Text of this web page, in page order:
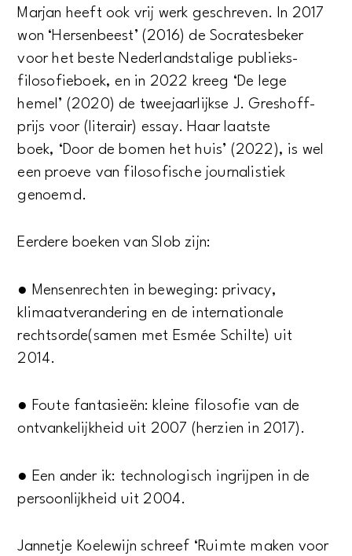
Marjan heeft ook vrij werk geschreven. In 2017
won ‘Hersenbeest’ (2016) de Socratesbeker
voor het beste Nederlandstalige publieks-
filosofieboek, en in 2022 kreeg ‘De lege
hemel’ (2020) de tweejaarlijkse J. Greshoff-
prijs voor (literair) essay. Haar laatste
boek, ‘Door de bomen het huis’ (2022), is wel
een proeve van filosofische journalistiek
genoemd.
Eerdere boeken van Slob zijn:
● Mensenrechten in beweging: privacy,
klimaatverandering en de internationale
rechtsorde(samen met Esmée Schilte) uit
2014.
● Foute fantasieën: kleine filosofie van de
ontvankelijkheid uit 2007 (herzien in 2017).
● Een ander ik: technologisch ingrijpen in de
persoonlijkheid uit 2004.
Jannetje Koelewijn schreef ‘Ruimte maken voor